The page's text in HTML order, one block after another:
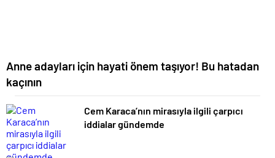
Anne adayları için hayati önem taşıyor! Bu hatadan
kaçının
Cem Karaca’nın mirasıyla ilgili çarpıcı
iddialar gündemde